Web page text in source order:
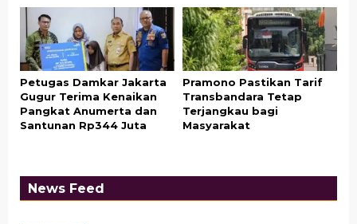
Petugas Damkar Jakarta
Gugur Terima Kenaikan
Pangkat Anumerta dan
Santunan Rp344 Juta
Pramono Pastikan Tarif
Transbandara Tetap
Terjangkau bagi
Masyarakat
News Feed